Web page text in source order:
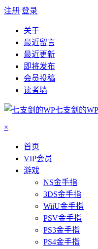
注册 登录
关于
最近留言
最近更新
即将发布
会员投稿
读者墙
七支剑的WP
×
首页
VIP会员
游戏
NS金手指
3DS金手指
WiiU金手指
PSV金手指
PS3金手指
PS4金手指